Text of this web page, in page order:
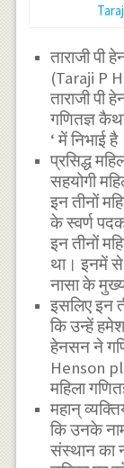
ताराजी पी
(Taraji P
ताराजी पी
गणितज्ञ
‘ में निभाई
प्रसिद्ध
सहयोगी
इन तीनों
के स्वर्ण
इन तीनों
था। इनमें से
नासा के
इसलिए इन
कि उन्हें
हेनसन ने
Henson
महिला
महान्
कि उनके नाम
संस्थान का